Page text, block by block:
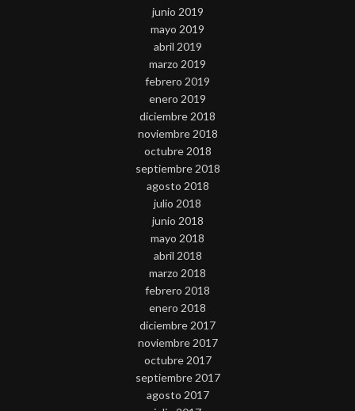
junio 2019
mayo 2019
abril 2019
marzo 2019
febrero 2019
enero 2019
diciembre 2018
noviembre 2018
octubre 2018
septiembre 2018
agosto 2018
julio 2018
junio 2018
mayo 2018
abril 2018
marzo 2018
febrero 2018
enero 2018
diciembre 2017
noviembre 2017
octubre 2017
septiembre 2017
agosto 2017